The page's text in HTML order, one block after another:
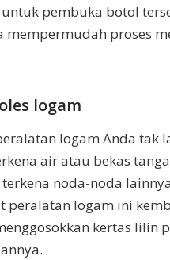
pembuka botol
mempermudah proses
logam
logam Anda tak
air atau bekas
noda-noda
peralatan logam ini
kertas lilin